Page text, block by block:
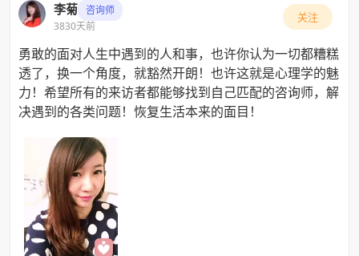
李菊
咨询师
3830天前
关注
勇敢的面对人生中遇到的人和事，也许你认为一切都糟糕
透了，换一个角度，就豁然开朗！也许这就是心理学的魅
力！希望所有的来访者都能够找到自己匹配的咨询师，解
决遇到的各类问题！恢复生活本来的面目！